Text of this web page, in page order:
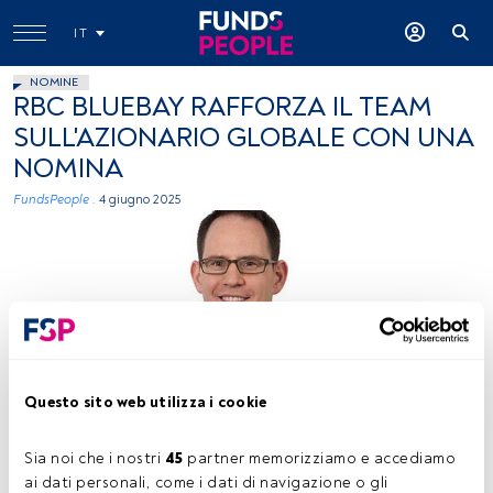
Questo sito web utilizza i cookie
Sia noi che i nostri 45 partner memorizziamo e accediamo
ai dati personali, come i dati di navigazione o gli
IT
NOMINE
RBC BLUEBAY RAFFORZA IL TEAM
SULL'AZIONARIO GLOBALE CON UNA
NOMINA
FundsPeople . 4 giugno 2025
Jonathan Crown, immagine concessa (RBC BlueBay)
Tempo di lettura:1 min.